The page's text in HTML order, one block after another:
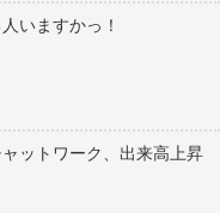
いますかっ！
ットワーク、出来高上昇